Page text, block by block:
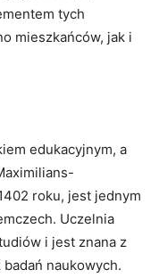
tych
mieszkańców, jak i
edukacyjnym, a
roku, jest jednym
Uczelnia
i jest znana z
naukowych.